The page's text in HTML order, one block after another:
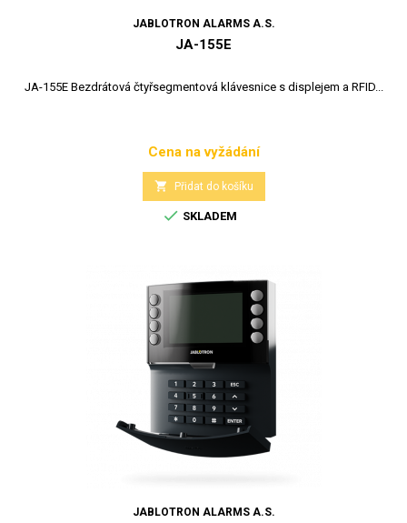
JABLOTRON ALARMS A.S.
JA-155E
JA-155E Bezdrátová čtyřsegmentová klávesnice s displejem a RFID...
Cena
Cena na vyžádání
 Přidat do košíku
 SKLADEM
JABLOTRON ALARMS A.S.